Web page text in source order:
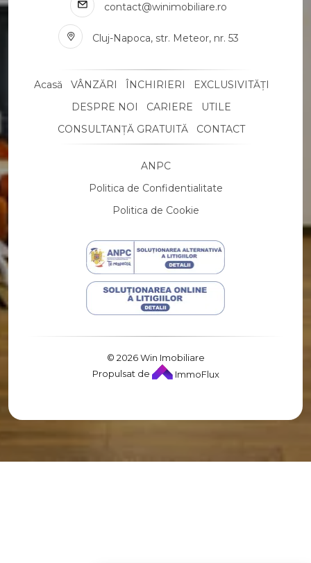
Terenuri de vanzare in Cluj-Napoca Borhanci
Terenuri de vanzare in Cluj-Napoca Manastur
Terenuri de vanzare in Cluj-Napoca Dambul-Rotund
Terenuri de vanzare in Cluj-Napoca Gheorgheni
Terenuri de vanzare in Cluj-Napoca Iris
Terenuri de vanzare in Jucu de Mijloc
Spatii birouri de vanzare
Spatii birouri de vanzare in Cluj-Napoca
Spatii birouri de vanzare in Cluj-Napoca Gheorgheni
Spatii comerciale de vanzare in Cluj-Napoca
Spatii comerciale de vanzare in Cluj-Napoca Marasti
Spatii comerciale de vanzare in Cluj-Napoca Zorilor
Spatii comerciale de vanzare in Cluj-Napoca Manastur
Spatii comerciale de vanzare in Cluj-Napoca Dambul-Rotund
Spatii comerciale de vanzare in Cluj-Napoca Semicentral
Spatii comerciale de vanzare in Cluj-Napoca Gara
Spatii industriale de vanzare
contact@winimobiliare.ro
Cluj-Napoca, str. Meteor, nr. 53
Acasă VÂNZĂRI ÎNCHIRIERI
EXCLUSIVITĂȚI
DESPRE NOI
CARIERE
UTILE
CONSULTANȚĂ GRATUITĂ
CONTACT
ANPC
Politica de Confidentialitate
Politica de Cookie
© 2026 Win Imobiliare
Propulsat de
ImmoFlux